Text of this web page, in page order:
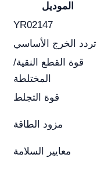
الموديل
YR02147
تردد الخرج الأساسي
قوة القطع النقية/
المختلطة
قوة التجلط
مزود الطاقة
معايير السلامة